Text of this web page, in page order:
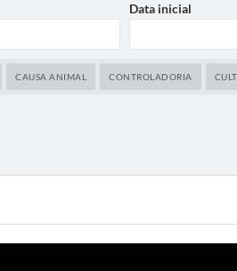
Data inicial
CAUSA ANIMAL CONTROLADORIA